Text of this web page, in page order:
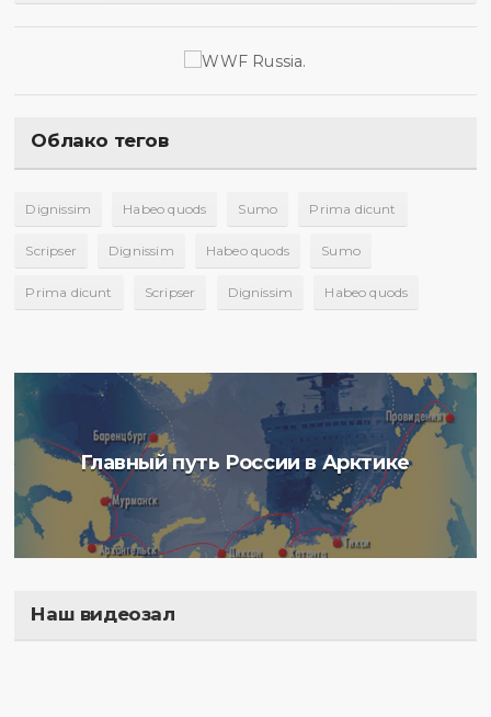
Облако тегов
Dignissim Habeo quods Sumo Prima dicunt
Scripser Dignissim Habeo quods Sumo
Prima dicunt Scripser Dignissim Habeo quods
Главный путь России в Арктике
Наш видеозал